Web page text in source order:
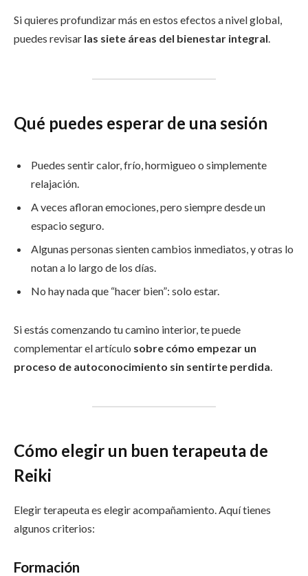
Si quieres profundizar más en estos efectos a nivel global,
puedes revisar las siete áreas del bienestar integral.
Qué puedes esperar de una sesión
Puedes sentir calor, frío, hormigueo o simplemente
relajación.
A veces afloran emociones, pero siempre desde un
espacio seguro.
Algunas personas sienten cambios inmediatos, y otras lo
notan a lo largo de los días.
No hay nada que “hacer bien”: solo estar.
Si estás comenzando tu camino interior, te puede
complementar el artículo sobre cómo empezar un
proceso de autoconocimiento sin sentirte perdida
Cómo elegir un buen terapeuta de
Reiki
Elegir terapeuta es elegir acompañamiento. Aquí tienes
algunos criterios:
Formación